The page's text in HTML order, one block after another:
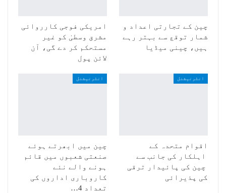
چین کے تجارتی اعداد و
شمار توقع سے بہتر رہے
ہیں، چینی میڈیا
امریکی فوجی کارروائی
مشرق وسطیٰ کو غیر
مستحکم کر دے گی، آن
لائن پول
انٹرنیشنل
اقوام متحدہ کے
اہلکار کی جانب سے
چین کی پائیدار ترقی
کی پذیرائی
انٹرنیشنل
چین میں ابھرتے ہوئے
صنعتی شعبوں میں قائم
ہونے والے نئے
کاروباری اداروں کی
تعداد 4…